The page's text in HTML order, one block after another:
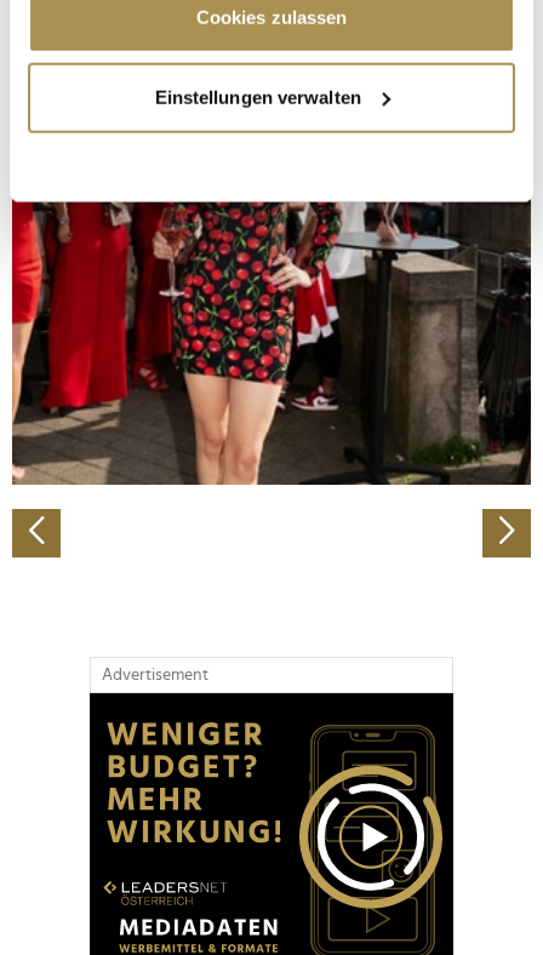
Trigger Symbol ändern oder widerrufen
Informationen über Ihre geografische Lage
erfassen, welche bis auf einige Meter genau sein
bestimmten Merkmalen (Fingerprinting) identifizieren
Erfahren Sie mehr darüber, wie Ihre persönlichen Daten
verarbeitet werden, und legen Sie Ihre Präferenzen im
Abschnitt Einzelheitenfest.
Wir verwenden Cookies, um Inhalte und Anzeigen zu
personalisieren, Funktionen für soziale Medien anbieten
zu können und die Zugriffe auf unsere Website zu
analysieren. Außerdem geben wir Informationen zu Ihrer
Verwendung unserer Website an unsere Partner für
soziale Medien, Werbung und Analysen weiter. Unsere
Partner führen diese Informationen möglicherweise mit
Cookies zulassen
Einstellungen verwalten
Advertisement